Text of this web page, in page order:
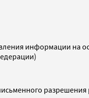
информации на
разрешения